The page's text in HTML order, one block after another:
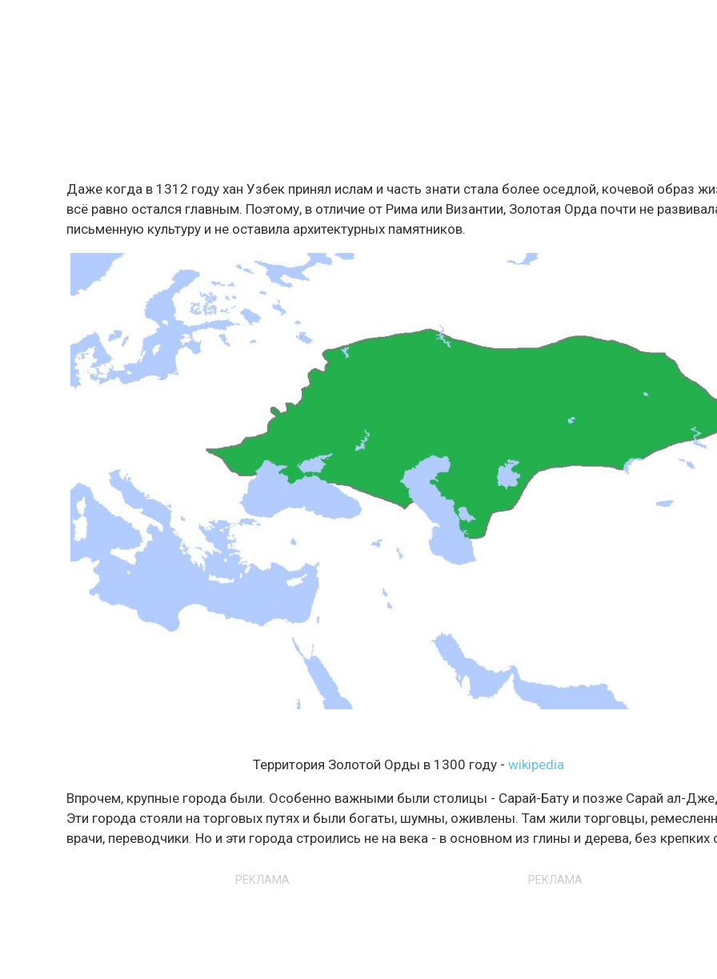
Даже когда в 1312 году хан Узбек принял ислам и часть знати стала более оседлой, кочевой образ
всё равно остался главным. Поэтому, в отличие от Рима или Византии, Золотая Орда почти не
письменную культуру и не оставила архитектурных памятников.
Территория Золотой Орды в 1300 году -wikipedia
Впрочем, крупные города были. Особенно важными были столицы - Сарай-Бату и позже Сарай ал-
Эти города стояли на торговых путях и были богаты, шумны, оживлены. Там жили торговцы,
врачи, переводчики. Но и эти города строились не на века - в основном из глины и дерева, без крепких
РЕКЛАМА РЕКЛАМА